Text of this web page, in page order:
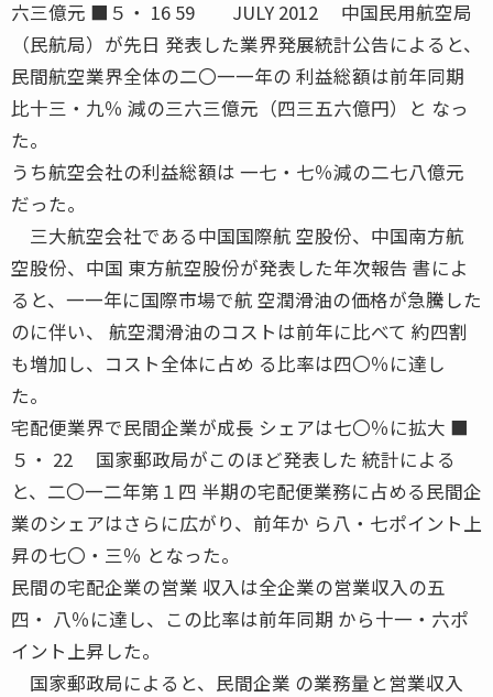
六三億元 ■５・ 16 59 JULY 2012 中国民用航空局
（民航局）が先日 発表した業界発展統計公告によると、
民間航空業界全体の二〇一一年の 利益総額は前年同期
比十三・九％ 減の三六三億元（四三五六億円）と なっ
た。
うち航空会社の利益総額は 一七・七％減の二七八億元
だった。
三大航空会社である中国国際航 空股份、中国南方航
空股份、中国 東方航空股份が発表した年次報告 書によ
ると、一一年に国際市場で航 空潤滑油の価格が急騰した
のに伴い、 航空潤滑油のコストは前年に比べて 約四割
も増加し、コスト全体に占め る比率は四〇％に達し
た。
宅配便業界で民間企業が成長 シェアは七〇％に拡大 ■
５・ 22 国家郵政局がこのほど発表した 統計による
と、二〇一二年第１四 半期の宅配便業務に占める民間企
業のシェアはさらに広がり、前年か ら八・七ポイント上
昇の七〇・三％ となった。
民間の宅配企業の営業 収入は全企業の営業収入の五
四・ 八％に達し、この比率は前年同期 から十一・六ポ
イント上昇した。
国家郵政局によると、民間企業 の業務量と営業収入